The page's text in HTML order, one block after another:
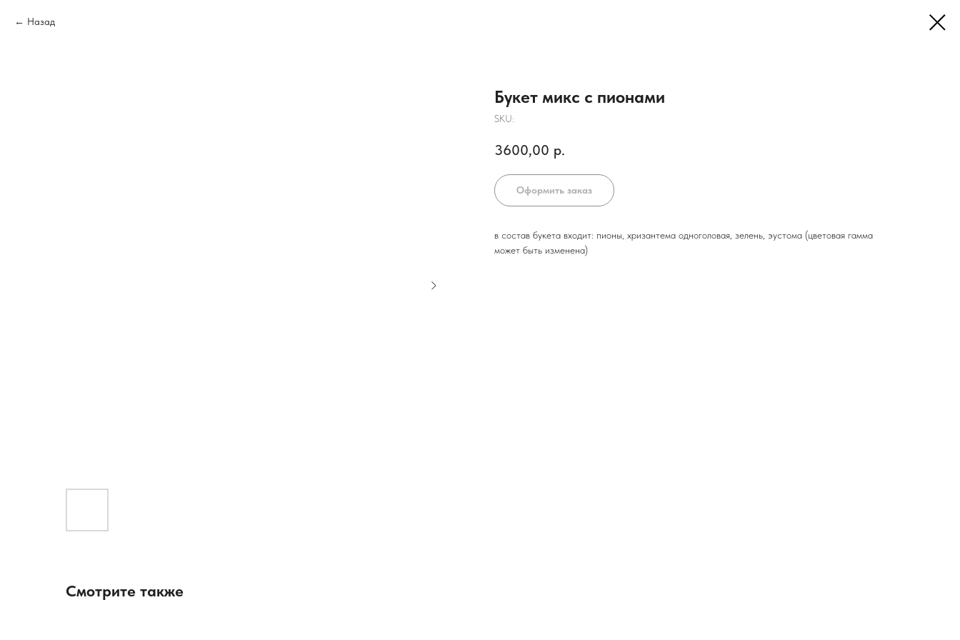
Назад
Букет микс с пионами
SKU:
3600,00 р.
Оформить заказ
в состав букета входит: пионы, хризантема одноголовая, зелень, эустома (цветовая гамма
может быть изменена)
Смотрите также